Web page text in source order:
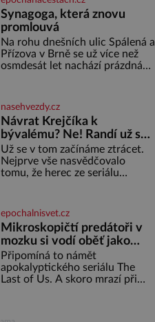
třetinu všech tratí, tedy asi
3500 kilometrů! Ohromně na
tom zbohatnou… Podnikavého
ducha zdědí bratři Kleinové po
otci Johannovi (1756–1835),
který má malý statek na
Synagoga, která znovu
promlouvá
Na rohu dnešních ulic Spálená a
Přízova v Brně se už více než
osmdesát let nachází prázdná
zde stála jedna z největších
synagog v českých zemích –
monumentální stavba, která
byla po desetiletí symbolem
sebevědomé a prosperující
židovské komunity. Brněnská
Velká synagoga byla slavnostně
nasehvezdy.cz
Návrat Krejčíka k
bývalému? Ne! Randí už s
jiným!
Už se v tom začínáme ztrácet.
Nejprve vše nasvědčovalo
tomu, že herec ze seriálu
ředitelem školy Jiřím
Vymětalem (43) vrátí ke svému
bývalému p
epochalnisvet.cz
Mikroskopičtí predátoři v
mozku si vodí oběť jako
loutku
Připomíná to námět
apokalyptického seriálu The
Last of Us. A skoro mrazí při